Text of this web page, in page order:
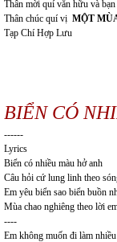
Thân mời quí văn hữu và
Thân chúc quí vị MỘT
Tạp Chí Hợp Lưu
BIỂN CÓ
------
Lyrics
Biển có nhiều màu hở anh
Câu hỏi cứ lung linh theo
Em yêu biển sao biển buồn
Mùa chao nghiêng theo lời
----
Em không muốn đi làm